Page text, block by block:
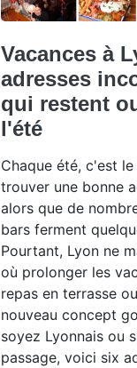
Vacances à
adresses
qui restent
l'été
Chaque été, c'est
trouver une bonne
alors que de
bars ferment
Pourtant, Lyon ne
où prolonger les
repas en terrasse
nouveau concept
soyez Lyonnais ou
passage, voici six